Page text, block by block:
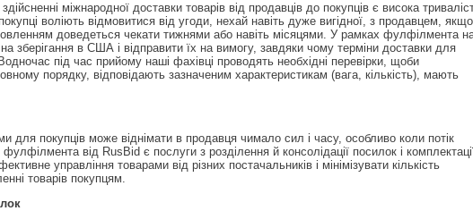
міжнародної доставки товарів від продавців до покупців є висока
воліють відмовитися від угоди, нехай навіть дуже вигідної, з продавцем, якщо
доведеться чекати тижнями або навіть місяцями. У рамках фулфілмента
зберігання в США і відправити їх на вимогу, завдяки чому терміни доставки для
під час прийому наші фахівці проводять необхідні перевірки, щоби
порядку, відповідають зазначеним характеристикам (вага, кількість), мають
для покупців може віднімати в продавця чимало сил і часу, особливо коли потік
від RusBid є послуги з розділення й консолідації посилок і
управління товарами від різних постачальників і мінімізувати кількість
товарів покупцям.